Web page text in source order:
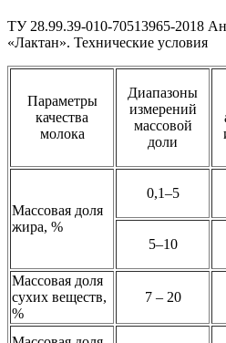
ТУ 28.99.39-010-70513965-2018
«Лактан». Технические условия
Параметры
качества
молока
Диапазоны
измерений
массовой
доли
Массовая доля
жира, %
0,1–5
5–10
Массовая доля
сухих веществ,
%
7 – 20